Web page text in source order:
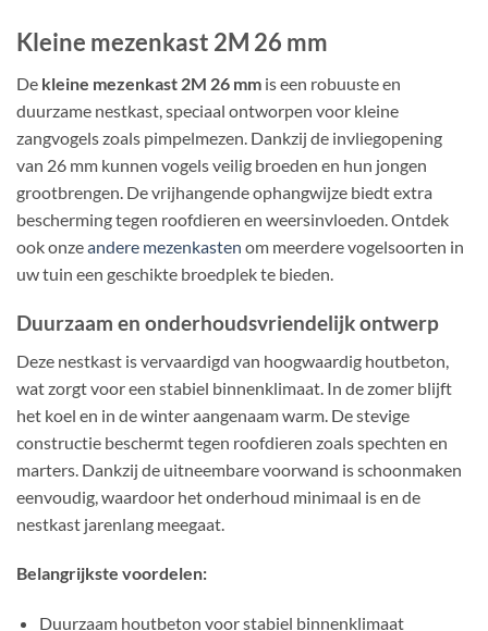
Kleine mezenkast 2M 26 mm
De kleine mezenkast 2M 26 mm is een robuuste en
duurzame nestkast, speciaal ontworpen voor kleine
zangvogels zoals pimpelmezen. Dankzij de invliegopening
van 26 mm kunnen vogels veilig broeden en hun jongen
grootbrengen. De vrijhangende ophangwijze biedt extra
bescherming tegen roofdieren en weersinvloeden. Ontdek
ook onzeandere mezenkasten om meerdere vogelsoorten in
uw tuin een geschikte broedplek te bieden.
Duurzaam en onderhoudsvriendelijk ontwerp
Deze nestkast is vervaardigd van hoogwaardig houtbeton,
wat zorgt voor een stabiel binnenklimaat. In de zomer blijft
het koel en in de winter aangenaam warm. De stevige
constructie beschermt tegen roofdieren zoals spechten en
marters. Dankzij de uitneembare voorwand is schoonmaken
eenvoudig, waardoor het onderhoud minimaal is en de
nestkast jarenlang meegaat.
Belangrijkste voordelen:
Duurzaam houtbeton voor stabiel binnenklimaat